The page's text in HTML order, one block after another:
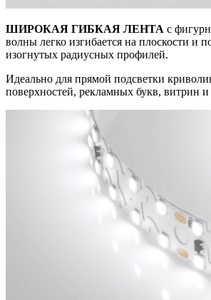
ШИРОКАЯ ГИБКАЯ ЛЕНТА с
волны легко изгибается на плоскости и
изогнутых радиусных профилей.
Идеально для прямой подсветки
поверхностей, рекламных букв, витрин